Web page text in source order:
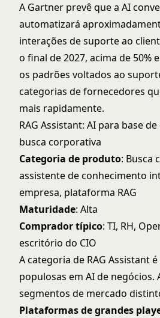
A Gartner prevê que a AI
automatizará
interações de suporte ao
o final de 2027, acima de 50%
os padrões voltados ao
categorias de fornecedores
mais rapidamente.
RAG Assistant: AI para base
busca corporativa
Categoria de produto: Busca
assistente de conhecimento
empresa, plataforma RAG
Maturidade: Alta
Comprador típico: TI, RH,
escritório do CIO
A categoria de RAG Assistant
populosas em AI de negócios.
segmentos de mercado
Plataformas de grandes